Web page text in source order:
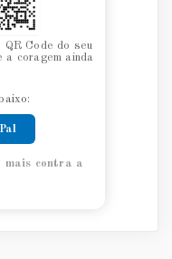
Code do seu
a coragem ainda
mais contra a